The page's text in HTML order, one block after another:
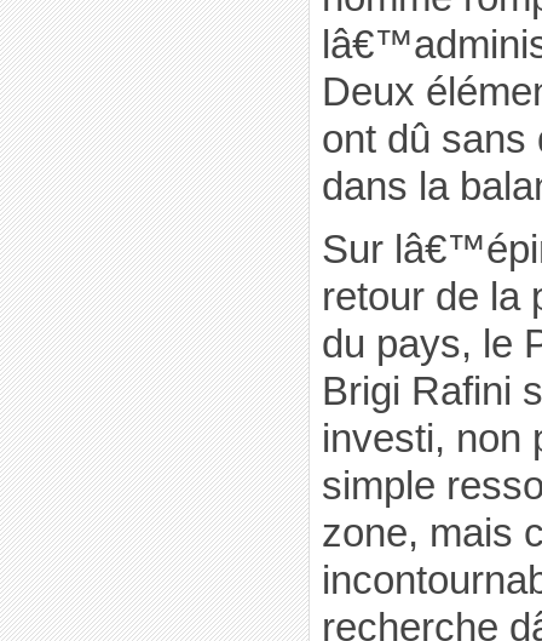
Deux
ont dû sans
dans la
Sur
retour de la
du pays, le
Brigi Rafini
investi, non
simple
zone, mais
recherche